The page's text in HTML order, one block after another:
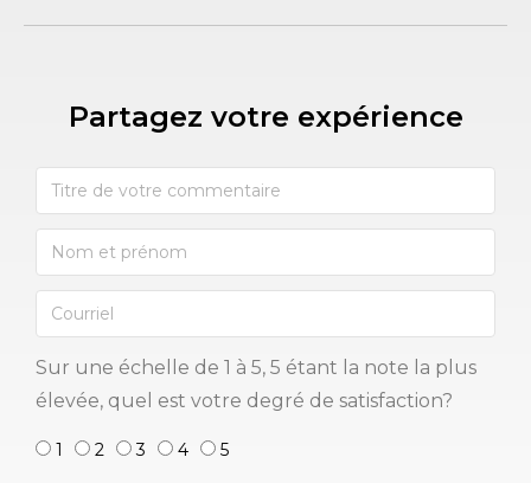
Partagez votre expérience​
Sur une échelle de 1 à 5, 5 étant la note la plus
élevée, quel est votre degré de satisfaction?
1 2 3 4 5